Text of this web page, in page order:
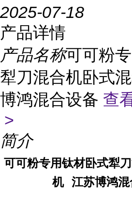
2025-07-18
产品详情
产品名称可可粉
犁刀混合机卧式
博鸿混合设备 查
>
简介
可可粉专用钛材卧式犁
机 江苏博鸿